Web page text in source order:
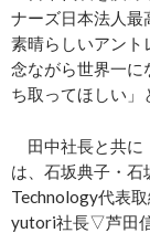
ナーズ日本法人最
素晴らしいアント
念ながら世界一に
ち取ってほしい
田中社長と共に
は、石坂典子・
Technology代表
yutori社長▽芦田